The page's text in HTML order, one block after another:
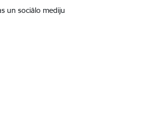
un sociālo mediju